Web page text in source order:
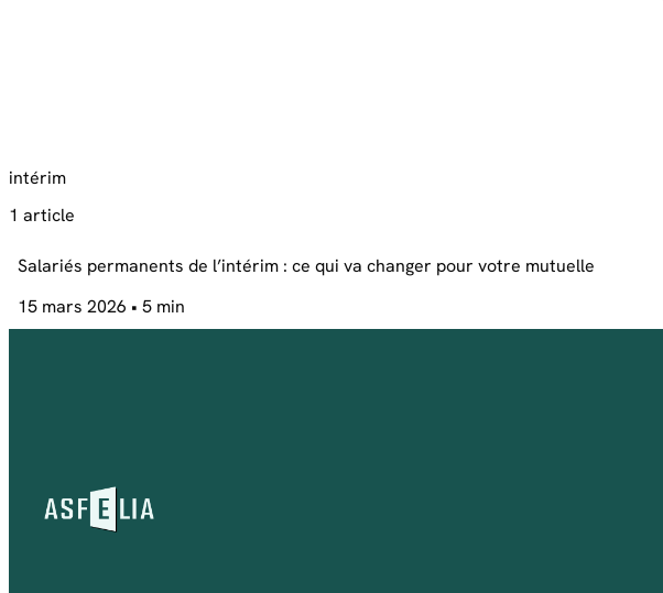
intérim
1 article
Salariés permanents de l’intérim : ce qui va changer pour votre mutuelle
15 mars 2026 • 5 min